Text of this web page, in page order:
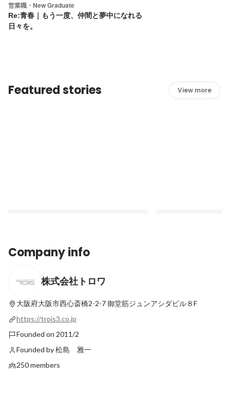
営業職・New Graduate
Re:青春｜もう一度、仲間と夢中になれる
日々を。
Featured stories View more
新しいオフィス、新しい未来。トロワの挑
Latest Latest
Company info
株式会社トロワ
大阪府大阪市西心斎橋2-2-7御堂筋ジュンアシダビル８F
https://trois3.co.jp
Founded on 2011/2
Founded by 松島 雅一
250 members